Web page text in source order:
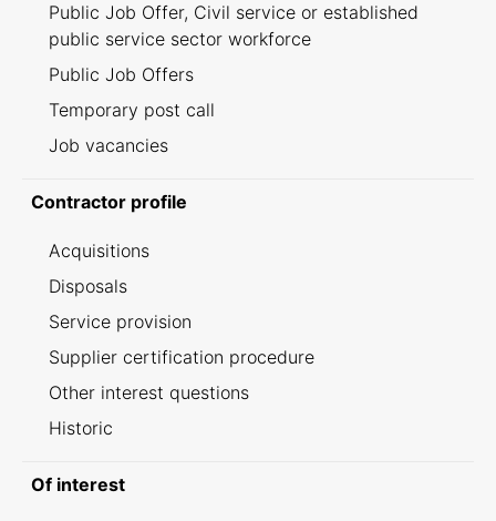
Public Job Offer, Civil service or established
public service sector workforce
Public Job Offers
Temporary post call
Job vacancies
Contractor profile
Acquisitions
Disposals
Service provision
Supplier certification procedure
Other interest questions
Historic
Of interest